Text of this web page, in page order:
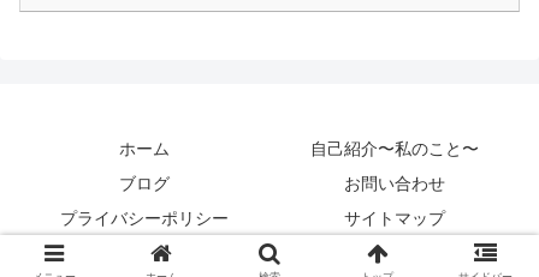
ホーム
自己紹介〜私のこと〜
ブログ
お問い合わせ
プライバシーポリシー
サイトマップ
Copyright © 2020 カントクパパ All Rights Reserved.